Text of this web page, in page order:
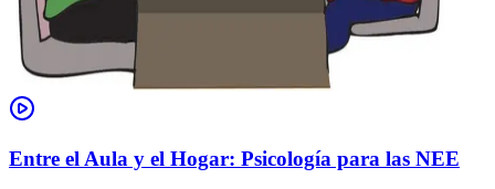
Entre el Aula y el Hogar: Psicología para las NEE